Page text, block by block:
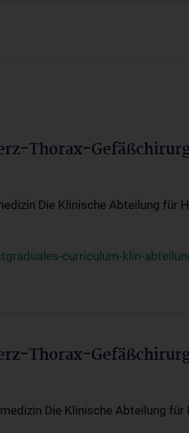
Thorax-
Die Klinische Abteilung für
curriculum-klin-
Thorax-
Die Klinische Abteilung für